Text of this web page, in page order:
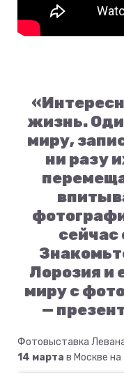
жизнь.
миру,
ни разу
Лорозия и
миру с
—
Фотовыставка
14 марта в Москве